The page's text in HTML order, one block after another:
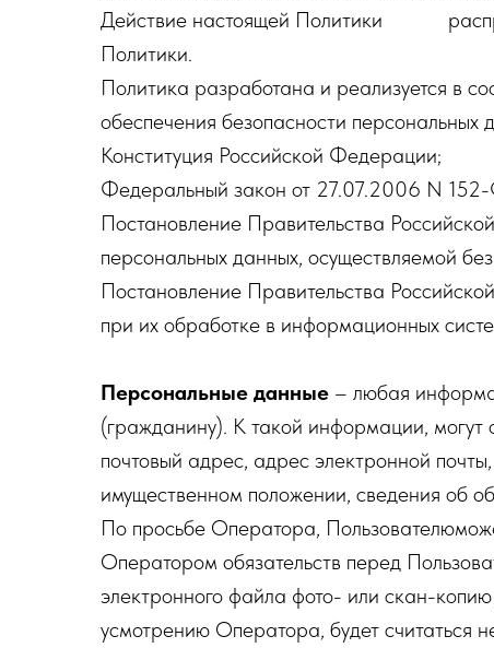
Действие настоящей Политики
Политики.
Политика разработана и реализуется в
обеспечения безопасности персональных
Конституция Российской Федерации;
Федеральный закон от 27.07.2006 N
Постановление Правительства
персональных данных, осуществляемой
Постановление Правительства
при их обработке в информационных
Персональные данные – любая
(гражданину). К такой информации, могут
почтовый адрес, адрес электронной
имущественном положении, сведения об
По просьбе Оператора,
Оператором обязательств перед
электронного файла фото- или скан-
усмотрению Оператора, будет считаться